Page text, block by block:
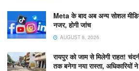
Meta के बाद अब अन्य सोशल
नजर, होगी जांच
AUGUST 8, 2026
रायपुर को जाम से मिलेगी राहत!
तक बनेगा नया रास्ता, अधिकारियों ने